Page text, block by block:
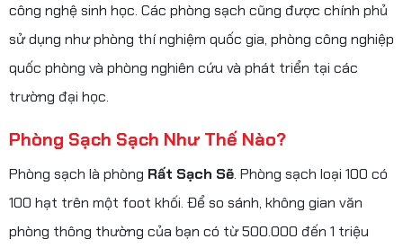
công nghệ sinh học. Các phòng sạch cũng được chính phủ
sử dụng như phòng thí nghiệm quốc gia, phòng công nghiệp
quốc phòng và phòng nghiên cứu và phát triển tại các
trường đại học.
Phòng Sạch Sạch Như Thế Nào?
Phòng sạch là phòng Rất Sạch Sẽ. Phòng sạch loại 100 có
100 hạt trên một foot khối. Để so sánh, không gian văn
phòng thông thường của bạn có từ 500.000 đến 1 triệu